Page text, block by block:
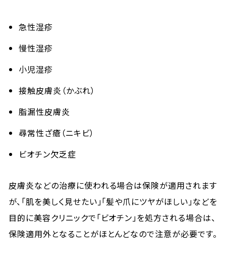
急性湿疹
慢性湿疹
小児湿疹
接触皮膚炎（かぶれ）
脂漏性皮膚炎
尋常性ざ瘡（ニキビ）
ビオチン欠乏症
皮膚炎などの治療に使われる場合は保険が適用されます
が、「肌を美しく見せたい」「髪や爪にツヤがほしい」などを
目的に美容クリニックで「ビオチン」を処方される場合は、
保険適用外となることがほとんどなので注意が必要です。